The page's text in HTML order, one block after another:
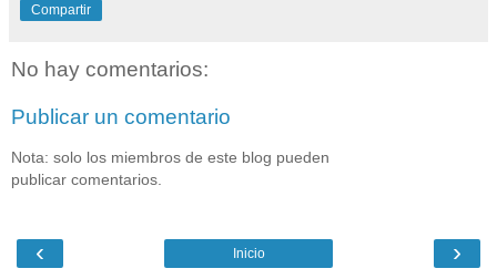
Compartir
No hay comentarios:
Publicar un comentario
Nota: solo los miembros de este blog pueden
publicar comentarios.
‹ ›
Inicio